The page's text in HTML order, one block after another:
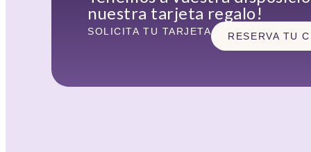
nuestra tarjeta regalo!
SOLICITA TU TARJETA RESERVA TU